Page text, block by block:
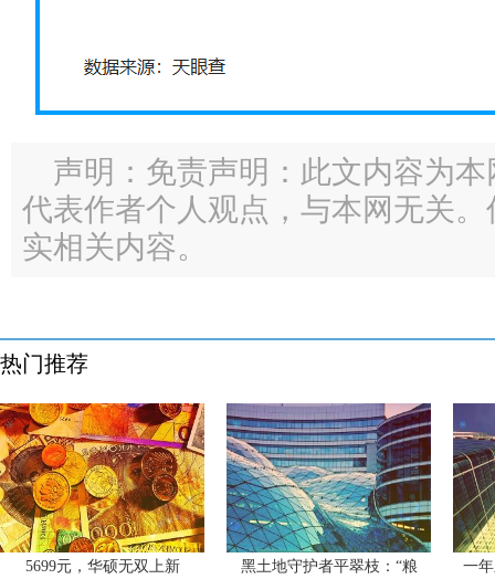
声明：免责声明：此文内容为
代表作者个人观点，与本网无关
实相关内容。
热门推荐
5699元，华硕无双上新 黑土地守护者平翠枝：“粮 一